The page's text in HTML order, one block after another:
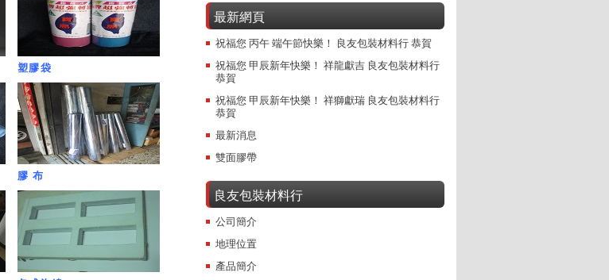
塑膠袋
膠 布
最新網頁
祝福您 丙午 端午節快樂！ 良友包裝材料行 恭賀
祝福您 甲辰新年快樂！ 祥龍獻吉 良友包裝材料行
恭賀
祝福您 甲辰新年快樂！ 祥獅獻瑞 良友包裝材料行
恭賀
最新消息
雙面膠帶
良友包裝材料行
公司簡介
地理位置
產品簡介